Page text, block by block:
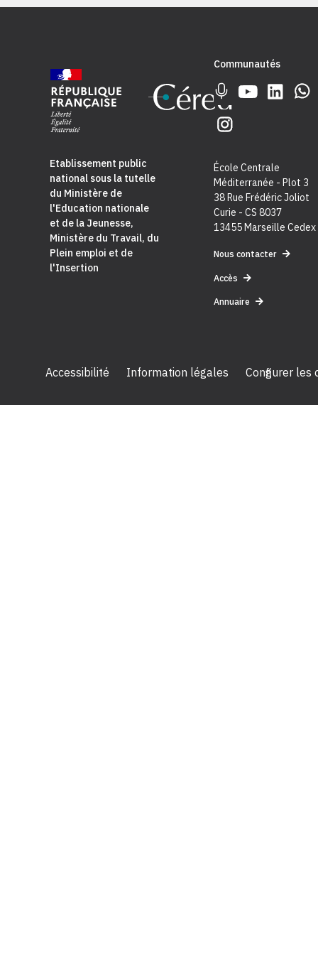
Etablissement public
national sous la tutelle
du Ministère de
l'Education nationale
et de la Jeunesse,
Ministère du Travail, du
Plein emploi et de
l'Insertion
Communautés
École Centrale
Méditerranée - Plot 3
38 Rue Frédéric Joliot
Curie - CS 8037
13455 Marseille Cedex
Nous contacter
Accès
Annuaire
Accessibilité Information légales Configurer les